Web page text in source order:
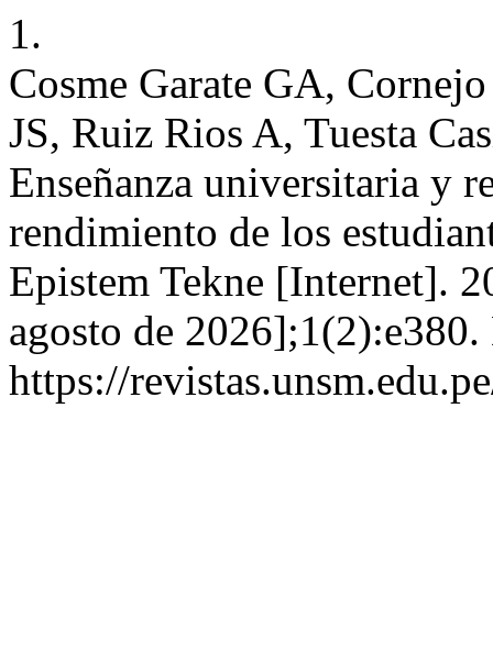
1.
Cosme Garate GA,
JS, Ruiz Rios A, Tuesta
Enseñanza universitaria y
rendimiento de los
Epistem Tekne [Internet].
agosto de
https://